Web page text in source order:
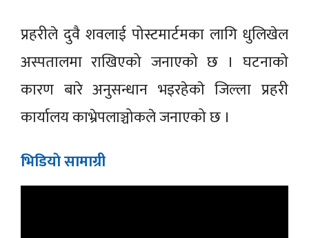
प्रहरीले दुवै शवलाई पोस्टमार्टमका लागि धुलिखेल
अस्पतालमा राखिएको जनाएको छ । घटनाको
कारण बारे अनुसन्धान भइरहेकाे जिल्ला प्रहरी
कार्यालय काभ्रेपलाञ्चोकले जनाएको छ ।
भिडियाे सामाग्री